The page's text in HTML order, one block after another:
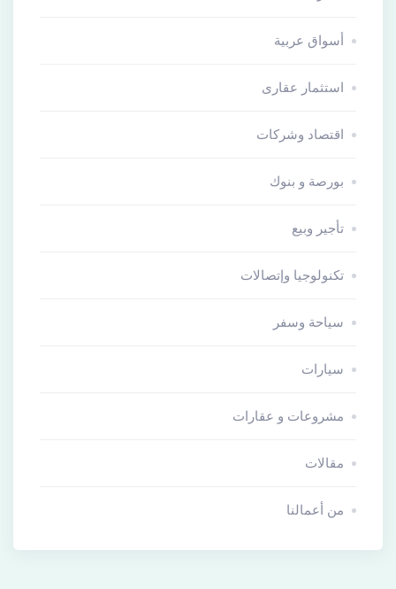
أسواق عربية
استثمار عقارى
اقتصاد وشركات
بورصة و بنوك
تأجير وبيع
تكنولوجيا وإتصالات
سياحة وسفر
سيارات
مشروعات و عقارات
مقالات
من أعمالنا